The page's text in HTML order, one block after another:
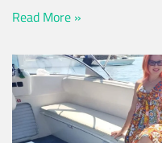
Read More »